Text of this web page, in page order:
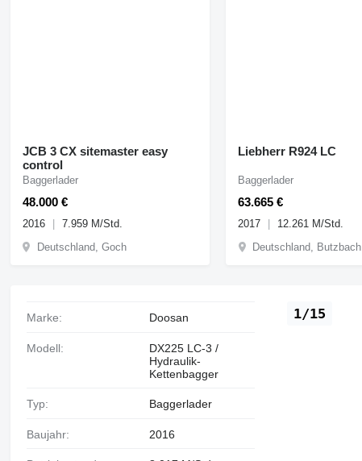
JCB 3 CX sitemaster easy
control
48.000 €
Baggerlader
2016
7.959 M/Std.
Deutschland, Goch
Liebherr R924 LC
63.665 €
Baggerlader
2017
12.261 M/Std.
Deutschland, Butzbach
1/15
Marke: Doosan
Modell:
DX225 LC-3 /
Hydraulik-
Kettenbagger
Typ: Baggerlader
Baujahr: 2016